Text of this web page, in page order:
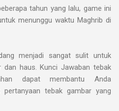
tahun yang lalu, game ini
menunggu waktu Maghrib di
menjadi sangat sulit untuk
dan haus. Kunci Jawaban tebak
dapat membantu Anda
tebak gambar yang